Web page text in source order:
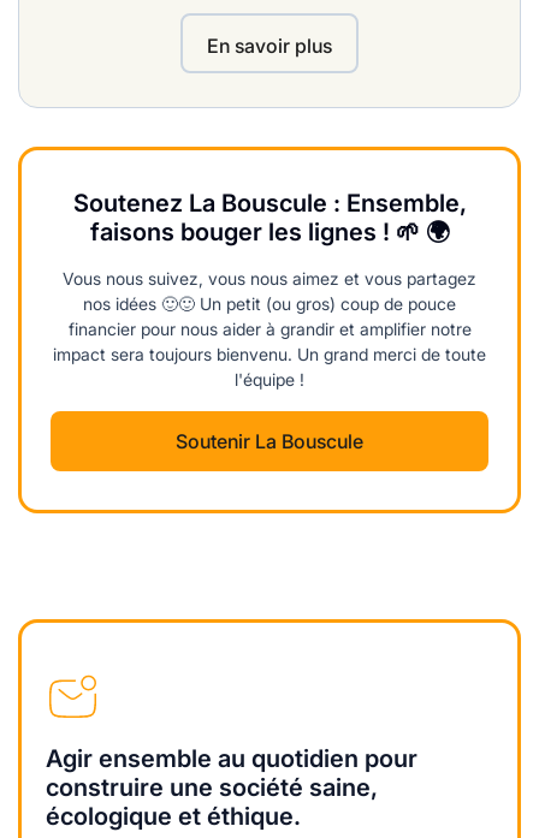
En savoir plus
Soutenez La Bouscule : Ensemble,
faisons bouger les lignes ! 🌱 🌍
Vous nous suivez, vous nous aimez et vous partagez
nos idées 🙂🙂 Un petit (ou gros) coup de pouce
financier pour nous aider à grandir et amplifier notre
impact sera toujours bienvenu. Un grand merci de toute
l'équipe !
Soutenir La Bouscule
Agir ensemble au quotidien pour
construire une société saine,
écologique et éthique.